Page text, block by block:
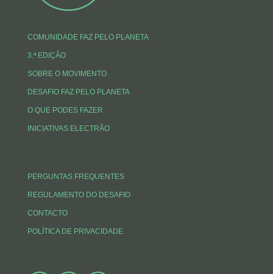
COMUNIDADE FAZ PELO PLANETA
3.ª EDIÇÃO
SOBRE O MOVIMENTO
DESAFIO FAZ PELO PLANETA
O QUE PODES FAZER
INICIATIVAS ELECTRÃO
PERGUNTAS FREQUENTES
REGULAMENTO DO DESAFIO
CONTACTO
POLÍTICA DE PRIVACIDADE